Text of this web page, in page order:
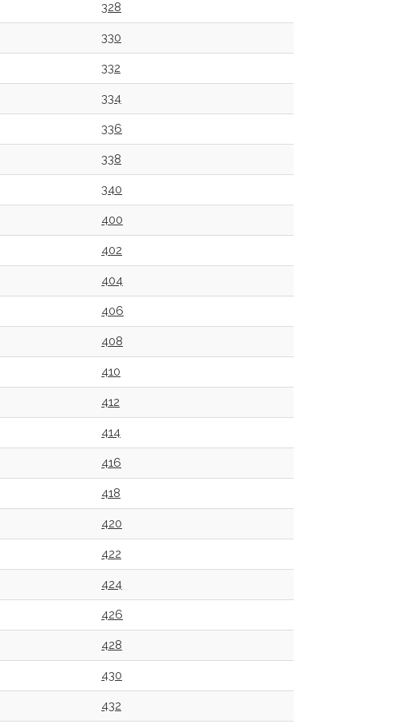
328
330
332
334
336
338
340
400
402
404
406
408
410
412
414
416
418
420
422
424
426
428
430
432